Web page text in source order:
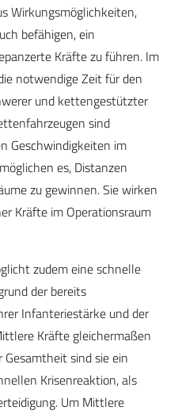
Wirkungsmöglichkeiten,
befähigen, ein
Kräfte zu führen. Im
notwendige Zeit für den
und kettengestützter
sind
Geschwindigkeiten im
es, Distanzen
zu gewinnen. Sie wirken
Kräfte im Operationsraum
zudem eine schnelle
der bereits
Infanteriestärke und der
Kräfte gleichermaßen
sind sie ein
Krisenreaktion, als
Um Mittlere